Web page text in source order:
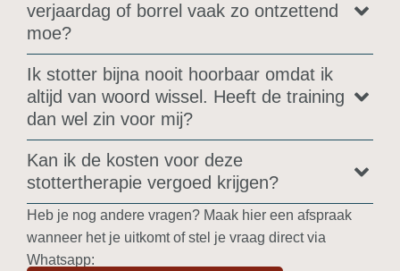
verjaardag of borrel vaak zo ontzettend
moe?
Ik stotter bijna nooit hoorbaar omdat ik
altijd van woord wissel. Heeft de training
dan wel zin voor mij?
Kan ik de kosten voor deze
stottertherapie vergoed krijgen?
Heb je nog andere vragen? Maak hier een afspraak
wanneer het je uitkomt of stel je vraag direct via
Whatsapp: